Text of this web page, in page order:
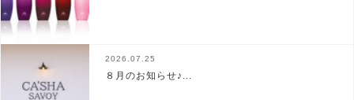
2026.07.25
８月のお知らせ♪...